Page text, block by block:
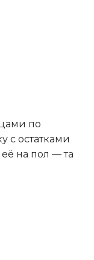
по
с остатками
на пол — та